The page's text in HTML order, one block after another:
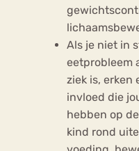
Als je niet in
eetprobleem
ziek is, erken
invloed die
hebben op
kind rond